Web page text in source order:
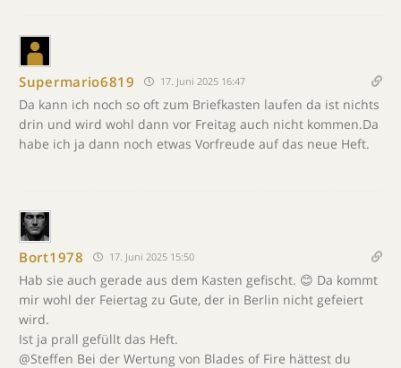
Supermario6819 17. Juni 2025 16:47
Da kann ich noch so oft zum Briefkasten laufen da ist nichts
drin und wird wohl dann vor Freitag auch nicht kommen.Da
habe ich ja dann noch etwas Vorfreude auf das neue Heft.
Bort1978 17. Juni 2025 15:50
Hab sie auch gerade aus dem Kasten gefischt. 😊 Da kommt
mir wohl der Feiertag zu Gute, der in Berlin nicht gefeiert
wird.
Ist ja prall gefüllt das Heft.
@Steffen Bei der Wertung von Blades of Fire hättest du